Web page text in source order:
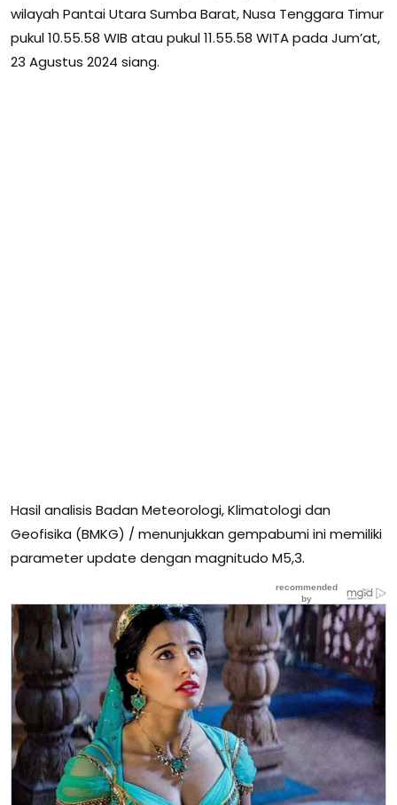
wilayah Pantai Utara Sumba Barat, Nusa Tenggara Timur
pukul 10.55.58 WIB atau pukul 11.55.58 WITA pada Jum’at,
23 Agustus 2024 siang.
Hasil analisis Badan Meteorologi, Klimatologi dan
Geofisika (BMKG) / menunjukkan gempabumi ini memiliki
parameter update dengan magnitudo M5,3.